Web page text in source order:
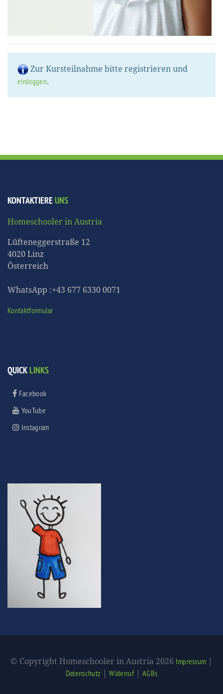
Zur Kursteilnahme bitte registrieren und
einloggen.
KONTAKTIEREUNS
Homeschooler in Austria
Lüfteneggerstraße 12
4020 Linz
Österreich
WhatsApp :+43 677 6330 0071
Kontaktformular
QUICKLINKS
Facebook
YouTube
Instagram
© Copyright Homeschooler in Austria 2026 Impressum |
Datenschutz |Widerruf| AGBs